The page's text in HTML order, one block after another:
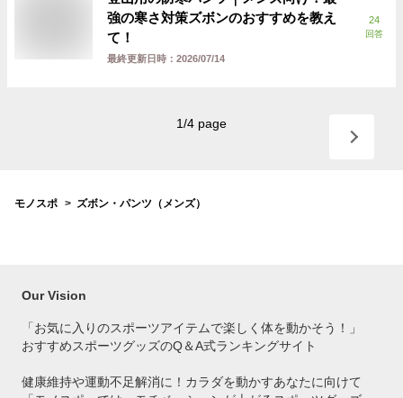
強の寒さ対策ズボンのおすすめを教え
て！
最終更新日時： 2026/07/14
24
回答
1/4 page
モノスポ ズボン・パンツ（メンズ）
Our Vision
「お気に入りのスポーツアイテムで楽しく体を動かそう！」
おすすめスポーツグッズのQ＆A式ランキングサイト
健康維持や運動不足解消に！カラダを動かすあなたに向けて